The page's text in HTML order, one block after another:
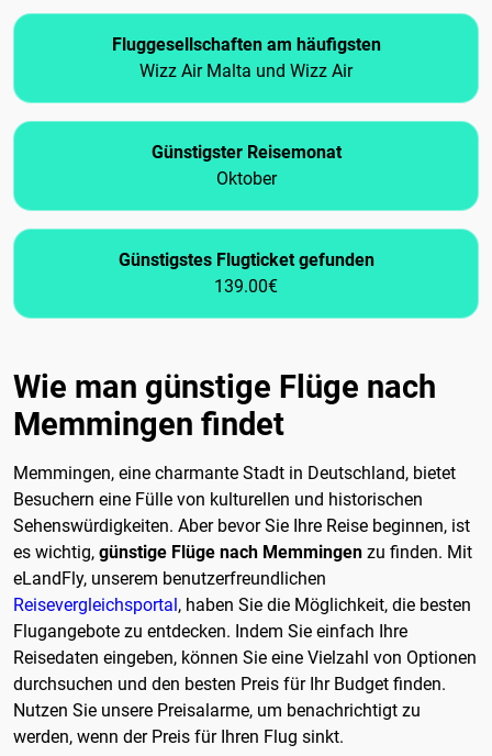
Fluggesellschaften am häufigsten
Wizz Air Malta und Wizz Air
Günstigster Reisemonat
Oktober
Günstigstes Flugticket gefunden
139.00€
Wie man günstige Flüge nach
Memmingen findet
Memmingen, eine charmante Stadt in Deutschland, bietet
Besuchern eine Fülle von kulturellen und historischen
Sehenswürdigkeiten. Aber bevor Sie Ihre Reise beginnen, ist
es wichtig, günstige Flüge nach Memmingen zu finden. Mit
eLandFly, unserem benutzerfreundlichen
Reisevergleichsportal , haben Sie die Möglichkeit, die besten
Flugangebote zu entdecken. Indem Sie einfach Ihre
Reisedaten eingeben, können Sie eine Vielzahl von Optionen
durchsuchen und den besten Preis für Ihr Budget finden.
Nutzen Sie unsere Preisalarme, um benachrichtigt zu
werden, wenn der Preis für Ihren Flug sinkt.